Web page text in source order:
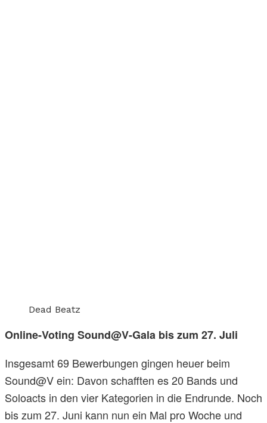
Dead Beatz
Online-Voting Sound@V-Gala bis zum 27. Juli
Insgesamt 69 Bewerbungen gingen heuer beim
Sound@V ein: Davon schafften es 20 Bands und
Soloacts in den vier Kategorien in die Endrunde. Noch
bis zum 27. Juni kann nun ein Mal pro Woche und